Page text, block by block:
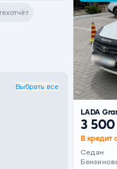
Выбрать все
LADA
3
В кредит
Седан